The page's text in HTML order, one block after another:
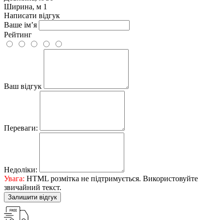
Ширина, м 1
Написати відгук
Ваше ім’я
Рейтинг
Ваш відгук
Переваги:
Недоліки:
Увага: HTML розмітка не підтримується. Використовуйте
звичайний текст.
Залишити відгук